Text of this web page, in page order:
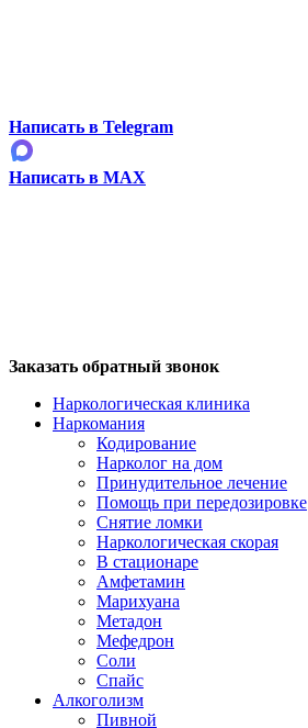
Написать в Telegram
Написать в MAX
Заказать обратный звонок
Наркологическая клиника
Наркомания
Кодирование
Нарколог на дом
Принудительное лечение
Помощь при передозировке
Снятие ломки
Наркологическая скорая
В стационаре
Амфетамин
Марихуана
Метадон
Мефедрон
Соли
Спайс
Алкоголизм
Пивной